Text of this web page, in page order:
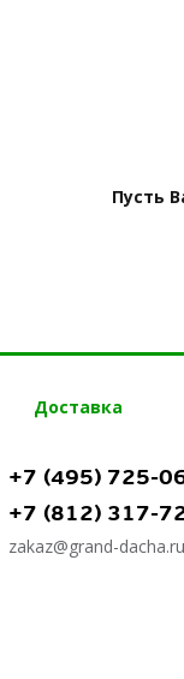
Пусть
Доставка
+7 (495) 725-
+7 (812) 317-
zakaz@grand-dacha.ru